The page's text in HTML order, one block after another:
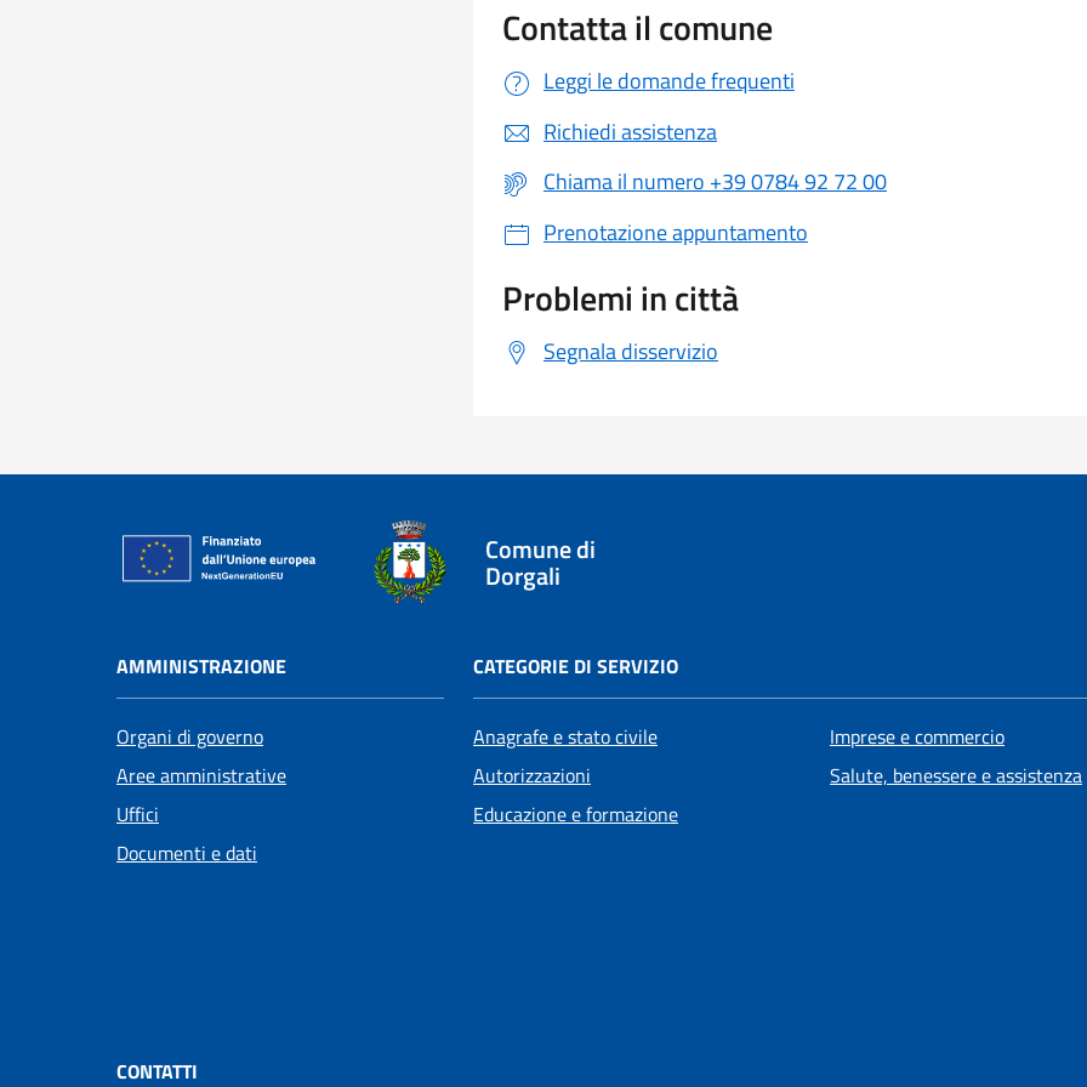
Contatta il comune
Leggi le domande frequenti
Richiedi assistenza
Chiama il numero +39 0784 92 72 00
Prenotazione appuntamento
Problemi in città
Segnala disservizio
Comune di
Dorgali
AMMINISTRAZIONE
Organi di governo
Aree amministrative
Uffici
Documenti e dati
CATEGORIE DI SERVIZIO
Anagrafe e stato civile
Autorizzazioni
Educazione e formazione
Imprese e commercio
Salute, benessere e assistenza
CONTATTI